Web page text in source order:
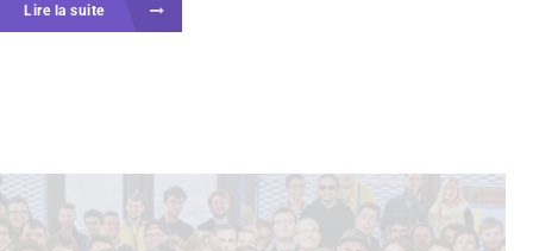
Lire la suite